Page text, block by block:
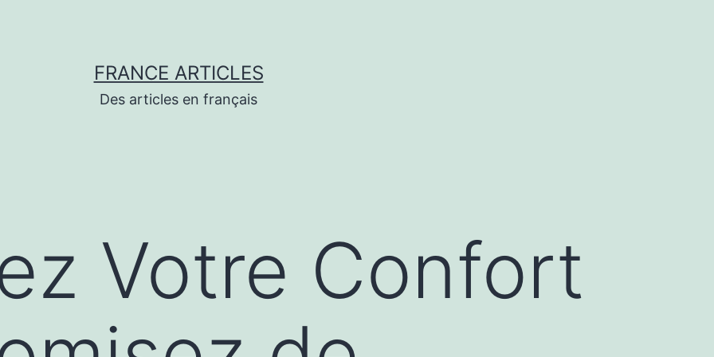
FRANCE ARTICLES
Des articles en français
Votre Confort